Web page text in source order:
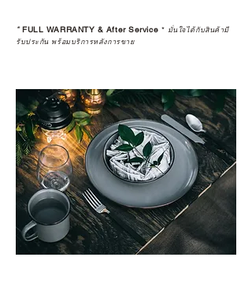
*FULL WARRANTY & After Service * มั่นใจได้กับสินค้ามี
รับประกัน พร้อมบริการหลังการขาย